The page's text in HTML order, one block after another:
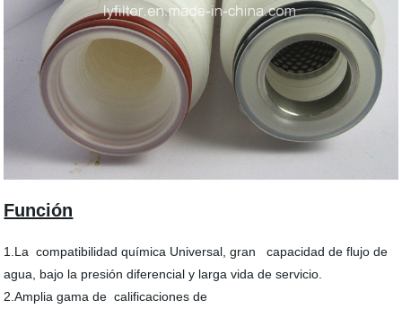
Función
1.La compatibilidad química Universal, gran capacidad de flujo de
agua, bajo la presión diferencial y larga vida de servicio.
2.Amplia gama de calificaciones de